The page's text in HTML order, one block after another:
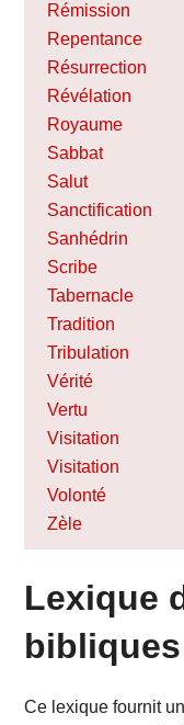
Rémission
Repentance
Résurrection
Révélation
Royaume
Sabbat
Salut
Sanctification
Sanhédrin
Scribe
Tabernacle
Tradition
Tribulation
Vérité
Vertu
Visitation
Visitation
Volonté
Zèle
Lexique
bibliques
Ce lexique fournit